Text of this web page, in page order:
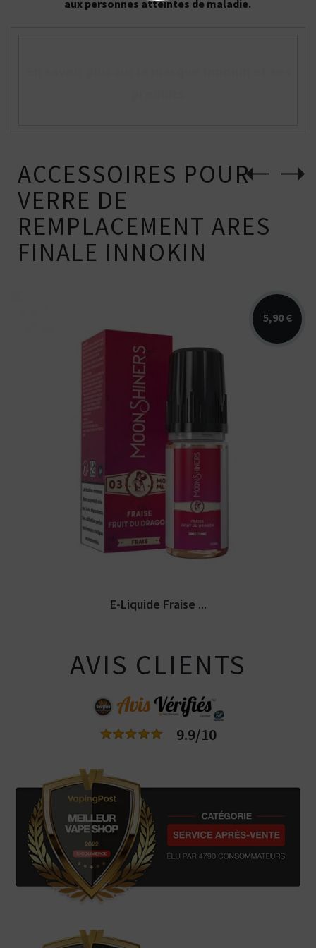
aux personnes atteintes de maladie.
ACCESSOIRES POUR
VERRE DE
REMPLACEMENT ARES
FINALE INNOKIN
5,90 €
Arômes : fraise, fruit du dragon,
fraicheur. E-liquide Moonshiners....
E-Liquide Fraise ...
AVIS CLIENTS
9.9/10